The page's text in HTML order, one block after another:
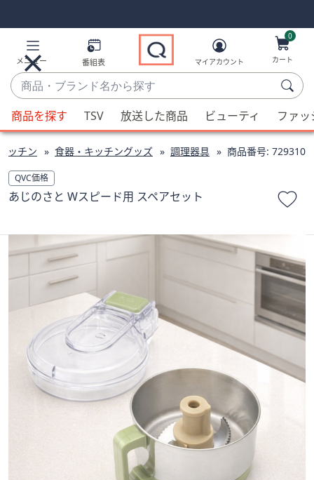
Links
Links2
メニュー 番組表
商
品・
ブ
ラ
ン
名
か
探
す
候
補
利
用
可
合、
上
マイアカウント
0
カート
商品を探す TSV 放送した商品 ビューティ ファ
ッチン 食器・キッチングッズ 調理器具 商品番号: 729310
QVC価格
あじのさと Wスピード用 スペアセット